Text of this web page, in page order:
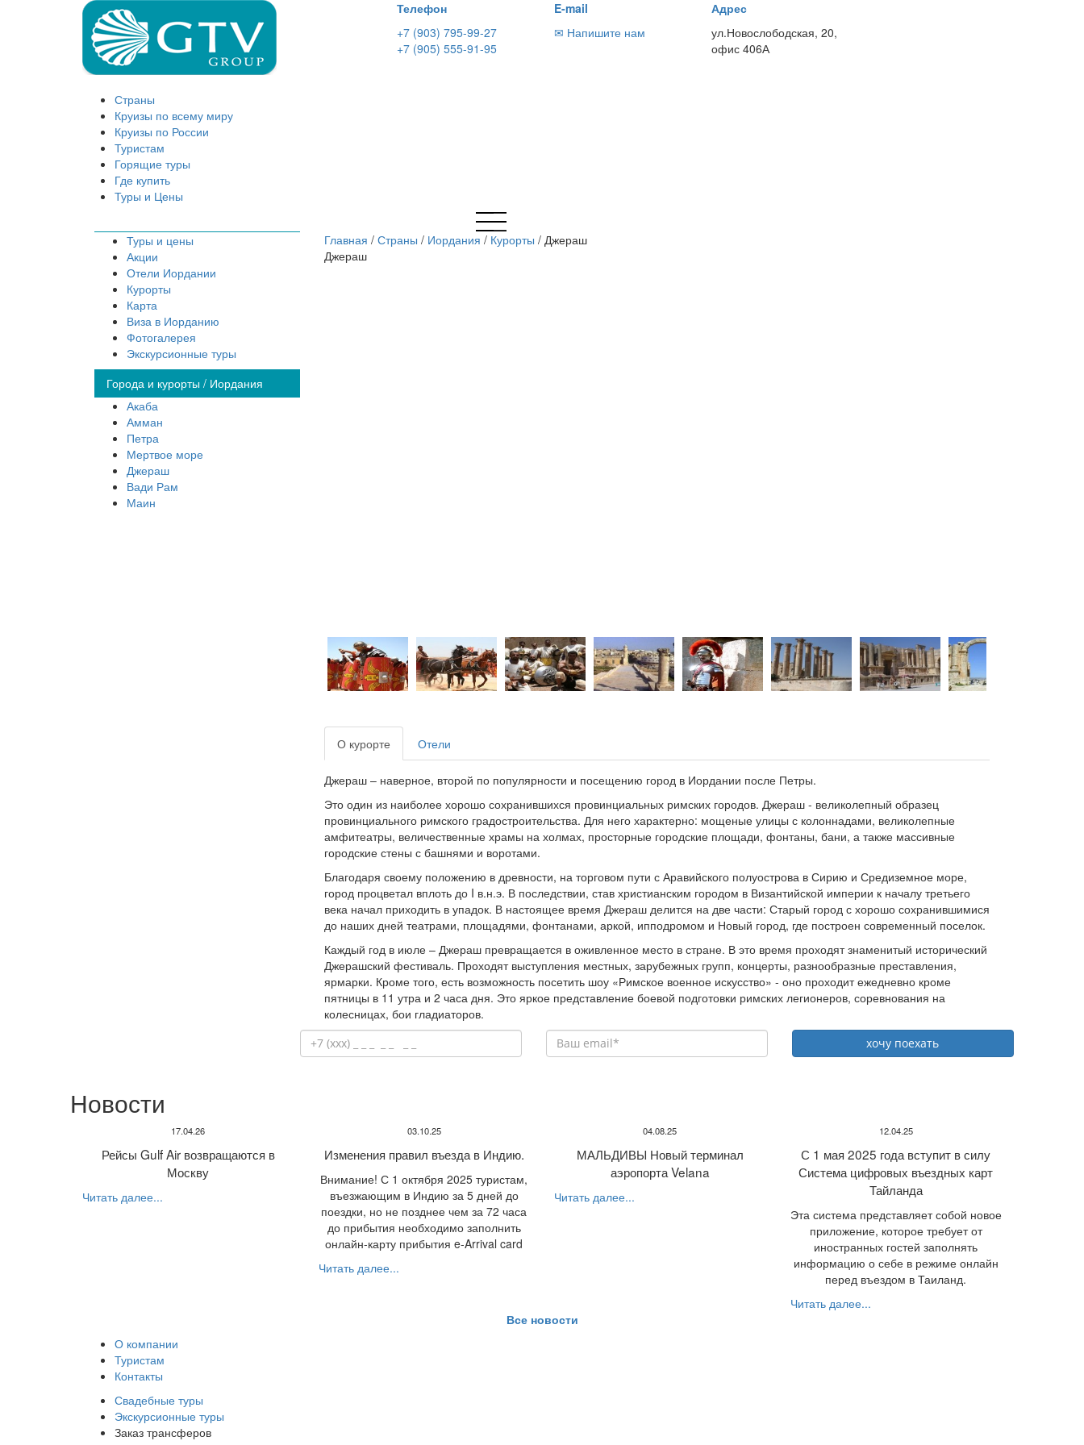
Телефон
+7 (903) 795-99-27
+7 (905) 555-91-95
E-mail
✉ Напишите нам
Адрес
ул.Новослободская, 20,
офис 406А
Страны
Круизы по всему миру
Круизы по России
Туристам
Горящие туры
Где купить
Туры и Цены
Главная / Страны / Иордания / Курорты / Джераш
Джераш
О курорте Отели
Джераш – наверное, второй по популярности и посещению город в Иордании после Петры.
Это один из наиболее хорошо сохранившихся провинциальных римских городов. Джераш - великолепный образец
провинциального римского градостроительства. Для него характерно: мощеные улицы с колоннадами, великолепные
амфитеатры, величественные храмы на холмах, просторные городские площади, фонтаны, бани, а также массивные
городские стены с башнями и воротами.
Благодаря своему положению в древности, на торговом пути с Аравийского полуострова в Сирию и Средиземное море,
город процветал вплоть до I в.н.э. В последствии, став христианским городом в Византийской империи к началу третьего
века начал приходить в упадок. В настоящее время Джераш делится на две части: Старый город с хорошо сохранившимися
до наших дней театрами, площадями, фонтанами, аркой, ипподромом и Новый город, где построен современный поселок.
Каждый год в июле – Джераш превращается в оживленное место в стране. В это время проходят знаменитый исторический
Джерашский фестиваль. Проходят выступления местных, зарубежных групп, концерты, разнообразные преставления,
ярмарки. Кроме того, есть возможность посетить шоу «Римское военное искусство» - оно проходит ежедневно кроме
пятницы в 11 утра и 2 часа дня. Это яркое представление боевой подготовки римских легионеров, соревнования на
колесницах, бои гладиаторов.
Туры и цены
Акции
Отели Иордании
Курорты
Карта
Виза в Иорданию
Фотогалерея
Экскурсионные туры
Города и курорты / Иордания
Акаба
Амман
Петра
Мертвое море
Джераш
Вади Рам
Маин
Новости
17.04.26
Рейсы Gulf Air возвращаются в
Москву
Читать далее...
03.10.25
Изменения правил въезда в Индию.
Внимание! С 1 октября 2025 туристам,
въезжающим в Индию за 5 дней до
поездки, но не позднее чем за 72 часа
до прибытия необходимо заполнить
онлайн-карту прибытия e-Arrival card
Читать далее...
04.08.25
МАЛЬДИВЫ Новый терминал
аэропорта Velana
Читать далее...
12.04.25
С 1 мая 2025 года вступит в силу
Система цифровых въездных карт
Тайланда
Эта система представляет собой новое
приложение, которое требует от
иностранных гостей заполнять
информацию о себе в режиме онлайн
перед въездом в Таиланд.
Читать далее...
Все новости
О компании
Туристам
Контакты
Свадебные туры
Экскурсионные туры
Заказ трансферов